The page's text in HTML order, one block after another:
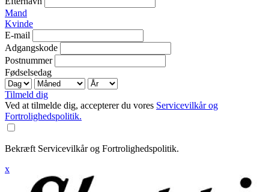
Mand
Kvinde
E-mail
Adgangskode
Postnummer
Fødselsedag
Tilmeld dig
Ved at tilmelde dig, accepterer du vores Servicevilkår og
Fortrolighedspolitik.
Bekræft Servicevilkår og Fortrolighedspolitik.
x